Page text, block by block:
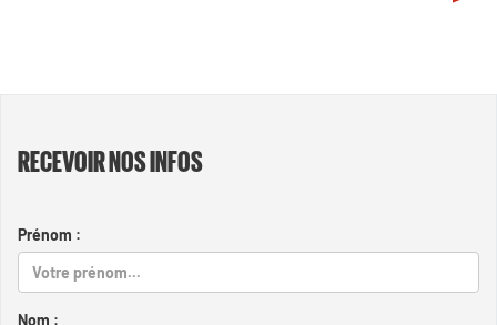
RECEVOIR NOS INFOS
Prénom :
Nom :